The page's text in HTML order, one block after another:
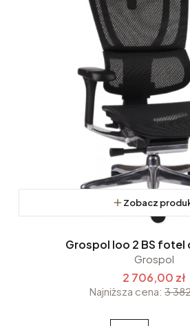
Zobacz
Grospol Ioo 2 BS
Grospol
2 706,00 zł
Najniższa cena: 3